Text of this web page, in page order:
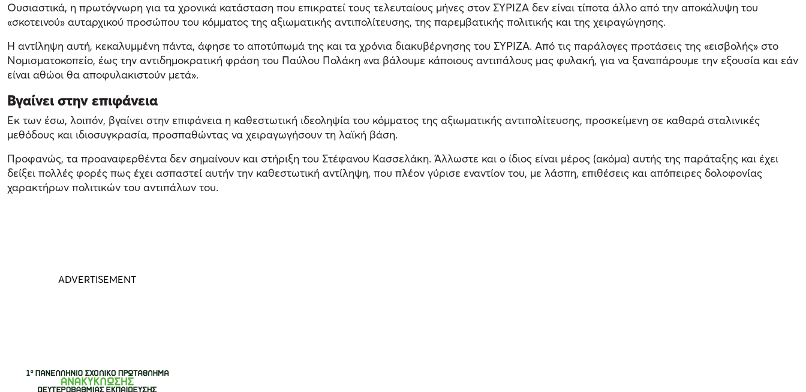
Ουσιαστικά, η πρωτόγνωρη για τα χρονικά κατάσταση που επικρατεί τους τελευταίους μήνες στον ΣΥΡΙΖΑ δεν είναι τίποτα άλλο από την αποκάλυψη του
«σκοτεινού» αυταρχικού προσώπου του κόμματος της αξιωματικής αντιπολίτευσης, της παρεμβατικής πολιτικής και της χειραγώγησης.
Η αντίληψη αυτή, κεκαλυμμένη πάντα, άφησε το αποτύπωμά της και τα χρόνια διακυβέρνησης του ΣΥΡΙΖΑ. Από τις παράλογες προτάσεις της «εισβολής» στο
Νομισματοκοπείο, έως την αντιδημοκρατική φράση του Παύλου Πολάκη «να βάλουμε κάποιους αντιπάλους μας φυλακή, για να ξαναπάρουμε την εξουσία και εάν
είναι αθώοι θα αποφυλακιστούν μετά».
Βγαίνει στην επιφάνεια
Εκ των έσω, λοιπόν, βγαίνει στην επιφάνεια η καθεστωτική ιδεοληψία του κόμματος της αξιωματικής αντιπολίτευσης, προσκείμενη σε καθαρά σταλινικές
μεθόδους και ιδιοσυγκρασία, προσπαθώντας να χειραγωγήσουν τη λαϊκή βάση.
Προφανώς, τα προαναφερθέντα δεν σημαίνουν και στήριξη του Στέφανου Κασσελάκη. Άλλωστε και ο ίδιος είναι μέρος (ακόμα) αυτής της παράταξης και έχει
δείξει πολλές φορές πως έχει ασπαστεί αυτήν την καθεστωτική αντίληψη, που πλέον γύρισε εναντίον του, με λάσπη, επιθέσεις και απόπειρες δολοφονίας
χαρακτήρων πολιτικών του αντιπάλων του.